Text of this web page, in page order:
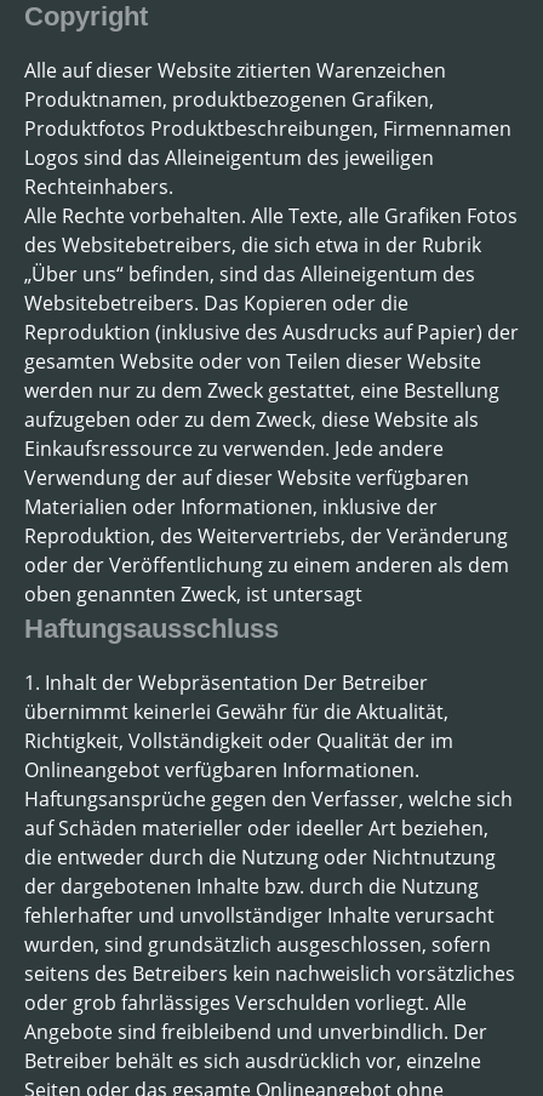
Copyright
Alle auf dieser Website zitierten Warenzeichen
Produktnamen, produktbezogenen Grafiken,
Produktfotos Produktbeschreibungen, Firmennamen
Logos sind das Alleineigentum des jeweiligen
Rechteinhabers.
Alle Rechte vorbehalten. Alle Texte, alle Grafiken Fotos
des Websitebetreibers, die sich etwa in der Rubrik
„Über uns“ befinden, sind das Alleineigentum des
Websitebetreibers. Das Kopieren oder die
Reproduktion (inklusive des Ausdrucks auf Papier) der
gesamten Website oder von Teilen dieser Website
werden nur zu dem Zweck gestattet, eine Bestellung
aufzugeben oder zu dem Zweck, diese Website als
Einkaufsressource zu verwenden. Jede andere
Verwendung der auf dieser Website verfügbaren
Materialien oder Informationen, inklusive der
Reproduktion, des Weitervertriebs, der Veränderung
oder der Veröffentlichung zu einem anderen als dem
oben genannten Zweck, ist untersagt
Haftungsausschluss
1. Inhalt der Webpräsentation Der Betreiber
übernimmt keinerlei Gewähr für die Aktualität,
Richtigkeit, Vollständigkeit oder Qualität der im
Onlineangebot verfügbaren Informationen.
Haftungsansprüche gegen den Verfasser, welche sich
auf Schäden materieller oder ideeller Art beziehen,
die entweder durch die Nutzung oder Nichtnutzung
der dargebotenen Inhalte bzw. durch die Nutzung
fehlerhafter und unvollständiger Inhalte verursacht
wurden, sind grundsätzlich ausgeschlossen, sofern
seitens des Betreibers kein nachweislich vorsätzliches
oder grob fahrlässiges Verschulden vorliegt. Alle
Angebote sind freibleibend und unverbindlich. Der
Betreiber behält es sich ausdrücklich vor, einzelne
Seiten oder das gesamte Onlineangebot ohne